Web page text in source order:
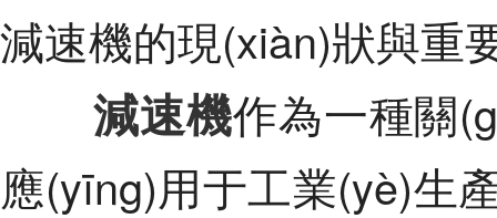
減速機的現(xiàn)狀與重
減速機作為一種關
應(yīng)用于工業(yè)生